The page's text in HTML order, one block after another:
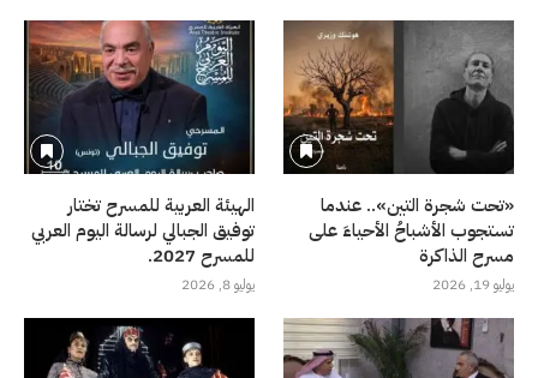
«تحت شجرة التين».. عندما
تستجوب الأشباحُ الأحياءَ على
مسرح الذاكرة
يوليو 19, 2026
الهيئة العربية للمسرح تختار
توفيق الجبالي لرسالة اليوم العربي
للمسرح 2027.
يوليو 8, 2026